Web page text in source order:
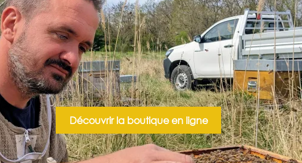
Découvrir la boutique en ligne